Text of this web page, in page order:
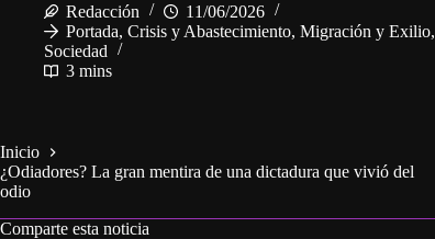
Redacción
11/06/2026
Portada, Crisis y Abastecimiento, Migración y Exilio,
Sociedad
3 mins
Inicio
¿Odiadores? La gran mentira de una dictadura que vivió del
odio
Comparte esta noticia